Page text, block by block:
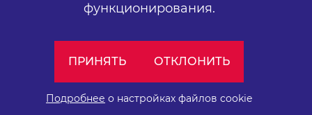
функционирования.
ПРИНЯТЬ ОТКЛОНИТЬ
Подробнее о настройках файлов cookie